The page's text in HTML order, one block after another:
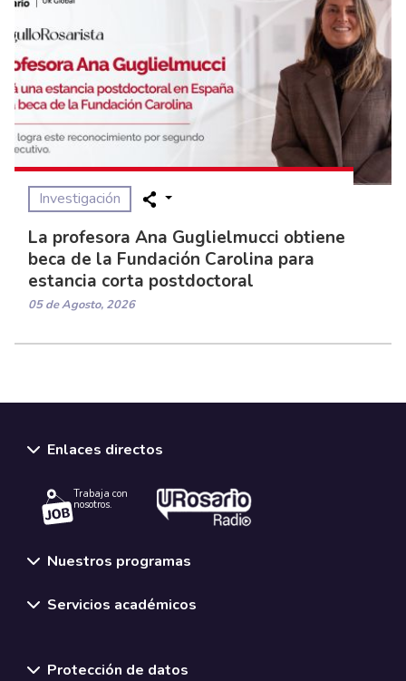
Investigación
La profesora Ana Guglielmucci obtiene
beca de la Fundación Carolina para
estancia corta postdoctoral
05 de Agosto, 2026
Enlaces directos
Trabaja con
nosotros.
Nuestros programas
Servicios académicos
Protección de datos